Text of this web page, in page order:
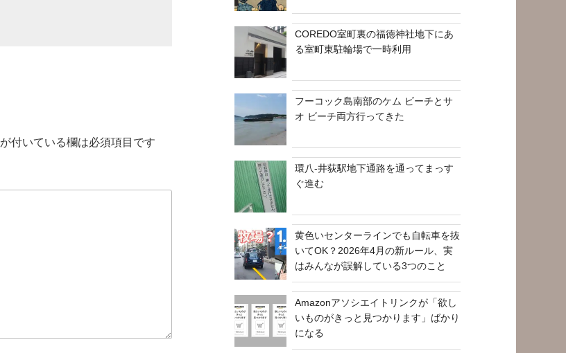
が付いている欄は必須項目です
COREDO室町裏の福徳神社地下にあ
る室町東駐輪場で一時利用
フーコック島南部のケム ビーチとサ
オ ビーチ両方行ってきた
環八-井荻駅地下通路を通ってまっす
ぐ進む
黄色いセンターラインでも自転車を抜
いてOK？2026年4月の新ルール、実
はみんなが誤解している3つのこと
Amazonアソシエイトリンクが「欲し
いものがきっと見つかります」ばかり
になる